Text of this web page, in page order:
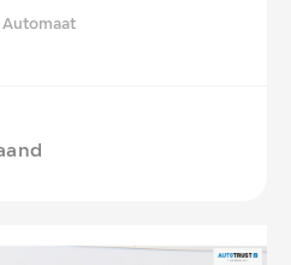
Automaat